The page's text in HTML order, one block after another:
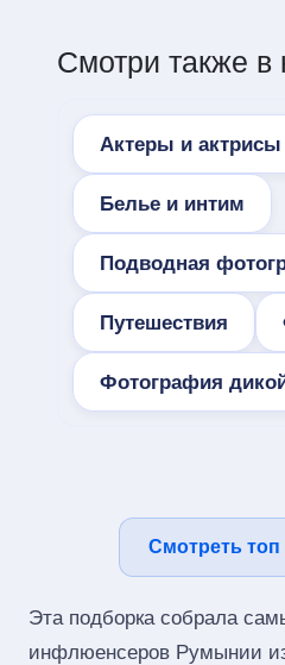
Смотри также в
Актеры и актрисы
Белье и интим
Подводная
Путешествия
Фотография
Смотреть топ
Эта подборка собрала
инфлюенсеров Румынии